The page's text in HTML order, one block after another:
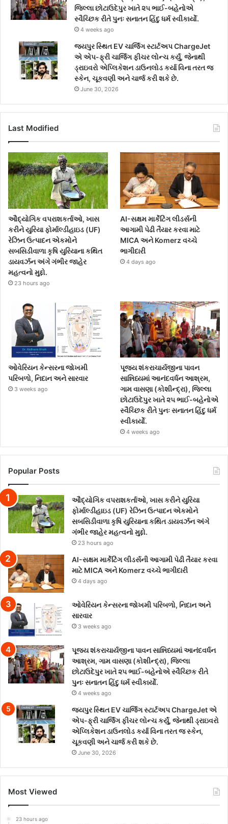
જિલ્લા છોટાઉદેપુર ખાતે ૨૫ ભાઈ-બહેનોએ
સ્વૈચ્છિક રીતે પુનઃ સનાતન હિંદુ ધર્મ સ્વીકાર્યો.
4 weeks ago
જયપુર સ્થિત EV ચાર્જિંગ સ્ટાર્ટઅપ ChargeJet
એ એપ-ફ્રી ચાર્જિંગ ફીચર લોન્ચ કર્યું, જેનાથી
ડ્રાઇવરો એપ્લિકેશન ડાઉનલોડ કર્યા વિના તરત જ
સ્કેન, ચૂકવણી અને ચાર્જ કરી શકે છે.
June 30, 2026
Last Modified
ઔદ્યોગિક વપરાશકર્તાઓ, ખાસ
કરીને યુરિયા ફોર્માલ્ડીહાઇડ (UF)
રેઝિન ઉત્પાદન એકમોને
સબસિડીવાળા કૃષિ યુરિયાના કથિત
ડાયવર્ઝન અંગે ગંભીર જાહેર
મહત્વનો મુદ્દો.
23 hours ago
AI-સક્ષમ માર્કેટિંગ લીડર્સની
આગામી પેઢી તૈયાર કરવા માટે
MICA અને Komerz વચ્ચે
ભાગીદારી
4 days ago
ઓવેરિયન કેન્સરના જોખમી
પરિબળો, નિદાન અને સારવાર
3 weeks ago
પૂજ્ય શંકરાચાર્યજીના પાવન
સાન્નિધ્યમાં આનંદવર્ધન આશ્રમ,
ગામ વાસણા (કોશીન્દ્રા), જિલ્લા
છોટાઉદેપુર ખાતે ૨૫ ભાઈ-બહેનોએ
સ્વૈચ્છિક રીતે પુનઃ સનાતન હિંદુ ધર્મ
સ્વીકાર્યો.
4 weeks ago
Popular Posts
ઔદ્યોગિક વપરાશકર્તાઓ, ખાસ કરીને યુરિયા
ફોર્માલ્ડીહાઇડ (UF) રેઝિન ઉત્પાદન એકમોને
સબસિડીવાળા કૃષિ યુરિયાના કથિત ડાયવર્ઝન અંગે
ગંભીર જાહેર મહત્વનો મુદ્દો.
23 hours ago
AI-સક્ષમ માર્કેટિંગ લીડર્સની આગામી પેઢી તૈયાર કરવા
માટે MICA અને Komerz વચ્ચે ભાગીદારી
4 days ago
ઓવેરિયન કેન્સરના જોખમી પરિબળો, નિદાન અને
સારવાર
3 weeks ago
પૂજ્ય શંકરાચાર્યજીના પાવન સાન્નિધ્યમાં આનંદવર્ધન
આશ્રમ, ગામ વાસણા (કોશીન્દ્રા), જિલ્લા
છોટાઉદેપુર ખાતે ૨૫ ભાઈ-બહેનોએ સ્વૈચ્છિક રીતે
પુનઃ સનાતન હિંદુ ધર્મ સ્વીકાર્યો.
4 weeks ago
જયપુર સ્થિત EV ચાર્જિંગ સ્ટાર્ટઅપ ChargeJet એ
એપ-ફ્રી ચાર્જિંગ ફીચર લોન્ચ કર્યું, જેનાથી ડ્રાઇવરો
એપ્લિકેશન ડાઉનલોડ કર્યા વિના તરત જ સ્કેન,
ચૂકવણી અને ચાર્જ કરી શકે છે.
June 30, 2026
Most Viewed
23 hours ago